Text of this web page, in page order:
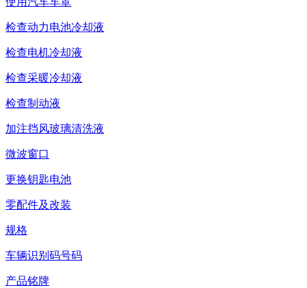
检查动力电池冷却液
检查电机冷却液
检查采暖冷却液
检查制动液
加注挡风玻璃清洗液
微波窗口
更换钥匙电池
零配件及改装
规格
车辆识别码号码
产品铭牌